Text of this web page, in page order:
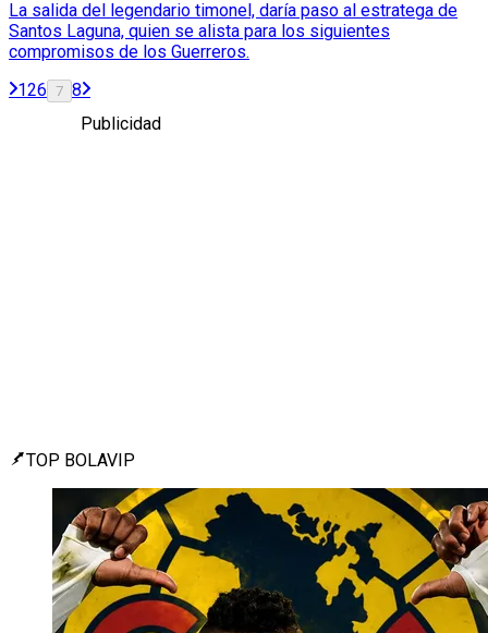
La salida del legendario timonel, daría paso al estratega de
Santos Laguna, quien se alista para los siguientes
compromisos de los Guerreros.
126 7 8
Publicidad
TOP BOLAVIP